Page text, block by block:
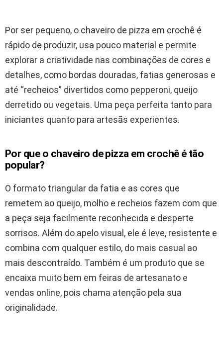
Por ser pequeno, o chaveiro de pizza em crochê é
rápido de produzir, usa pouco material e permite
explorar a criatividade nas combinações de cores e
detalhes, como bordas douradas, fatias generosas e
até “recheios” divertidos como pepperoni, queijo
derretido ou vegetais. Uma peça perfeita tanto para
iniciantes quanto para artesãs experientes.
Por que o chaveiro de pizza em crochê é tão
popular?
O formato triangular da fatia e as cores que
remetem ao queijo, molho e recheios fazem com que
a peça seja facilmente reconhecida e desperte
sorrisos. Além do apelo visual, ele é leve, resistente e
combina com qualquer estilo, do mais casual ao
mais descontraído. Também é um produto que se
encaixa muito bem em feiras de artesanato e
vendas online, pois chama atenção pela sua
originalidade.